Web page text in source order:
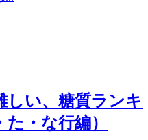
しい、糖質ランキ
・な行編）